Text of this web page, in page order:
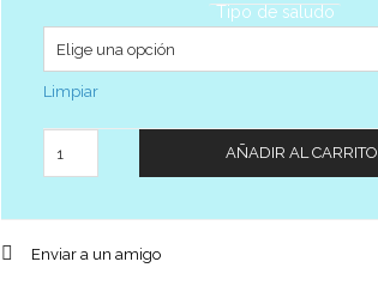
Tipo de saludo
Limpiar
AÑADIR AL CARRITO
Enviar a un amigo